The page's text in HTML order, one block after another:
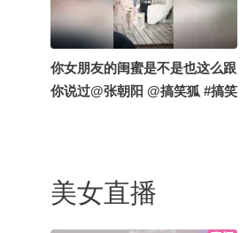
你女朋友的闺蜜是不是也这么跟
你说过@张朝阳 @搞笑狐 #搞笑
美女直播